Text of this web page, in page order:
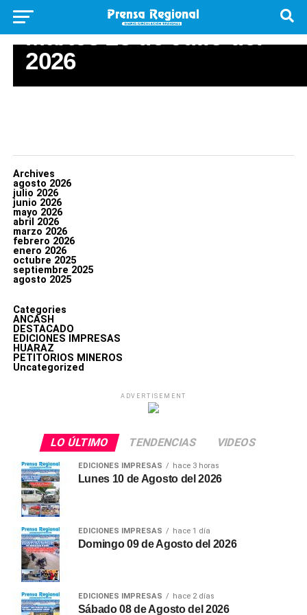
Martes 28 de Julio del
2026
Archives
agosto 2026
julio 2026
junio 2026
mayo 2026
abril 2026
marzo 2026
febrero 2026
enero 2026
octubre 2025
septiembre 2025
agosto 2025
Categories
ANCASH
DESTACADO
EDICIONES IMPRESAS
HUARAZ
PETITORIOS MINEROS
Uncategorized
ADVERTISEMENT
LO ÚLTIMO TENDENCIAS VIDEOS
EDICIONES IMPRESAS hace 3 horas
Lunes 10 de Agosto del 2026
EDICIONES IMPRESAS hace 1 día
Domingo 09 de Agosto del 2026
EDICIONES IMPRESAS hace 2 días
Sábado 08 de Agosto del 2026